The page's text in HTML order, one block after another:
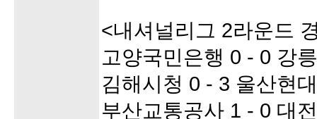
<내셔널리그 2라운드
고양국민은행 0 - 0 강
김해시청 0 - 3 울산현
부산교통공사 1 - 0 대